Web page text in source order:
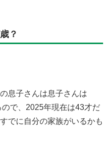
？
息子さんは息子さんは
で、2025年現在は43才だ
でに自分の家族がいるかも